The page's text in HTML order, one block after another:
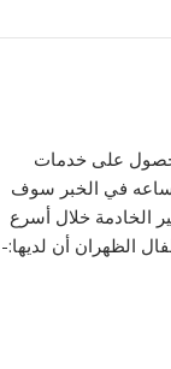
على خدمات
في الخبر سوف
الخادمة خلال أسرع
الظهران أن لديها:-